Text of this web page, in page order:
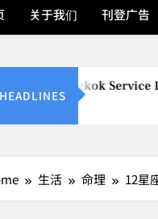
关于我们 刊登广告
HEADLINES
Service Launch
生活 命理 12星